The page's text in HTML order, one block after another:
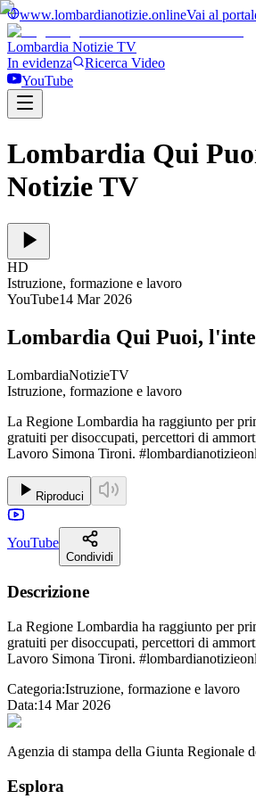
www.lombardianotizie.onlineVai al
Lombardia Notizie TV
In evidenza
Ricerca Video
YouTube
Lombardia Qui
Notizie TV
HD
Istruzione, formazione e lavoro
YouTube14 Mar 2026
Lombardia Qui Puoi,
LombardiaNotizieTV
Istruzione, formazione e lavoro
La Regione Lombardia ha raggiunto per
gratuiti per disoccupati, percettori di
Lavoro Simona Tironi.
Riproduci
YouTube
Condividi
Descrizione
La Regione Lombardia ha raggiunto per
gratuiti per disoccupati, percettori di
Lavoro Simona Tironi.
Categoria:Istruzione, formazione e lavoro
Data:14 Mar 2026
Agenzia di stampa della Giunta Regionale
Esplora